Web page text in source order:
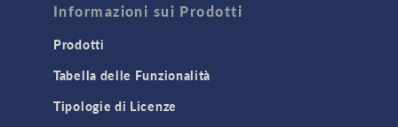
Informazioni sui Prodotti
Prodotti
Tabella delle Funzionalità
Tipologie di Licenze